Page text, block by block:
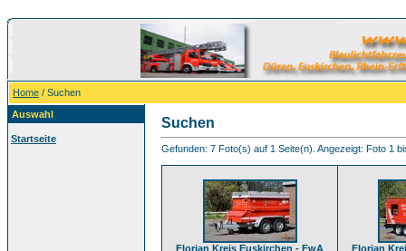
Home / Suchen
Auswahl
Startseite
Suchen
Gefunden: 7 Foto(s) auf 1 Seite(n). Angezeigt: Foto 1
Florian Kreis Euskirchen - FwA
Florian